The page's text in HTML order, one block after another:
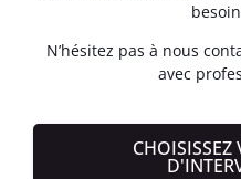
N’hésitez pas à nous
avec
CHOISISSEZ